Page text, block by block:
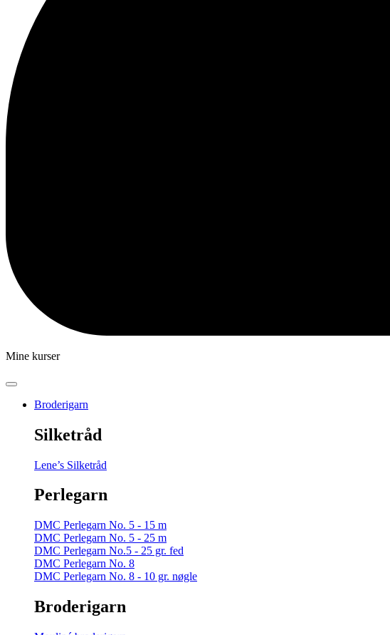
Mine kurser
Broderigarn
Silketråd
Lene’s Silketråd
Perlegarn
DMC Perlegarn No. 5 - 15 m
DMC Perlegarn No. 5 - 25 m
DMC Perlegarn No.5 - 25 gr. fed
DMC Perlegarn No. 8
DMC Perlegarn No. 8 - 10 gr. nøgle
Broderigarn